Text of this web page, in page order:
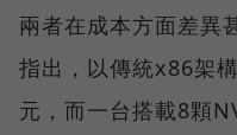
兩者在成本方面差異
指出，以傳統x86架
元，而一台搭載8顆